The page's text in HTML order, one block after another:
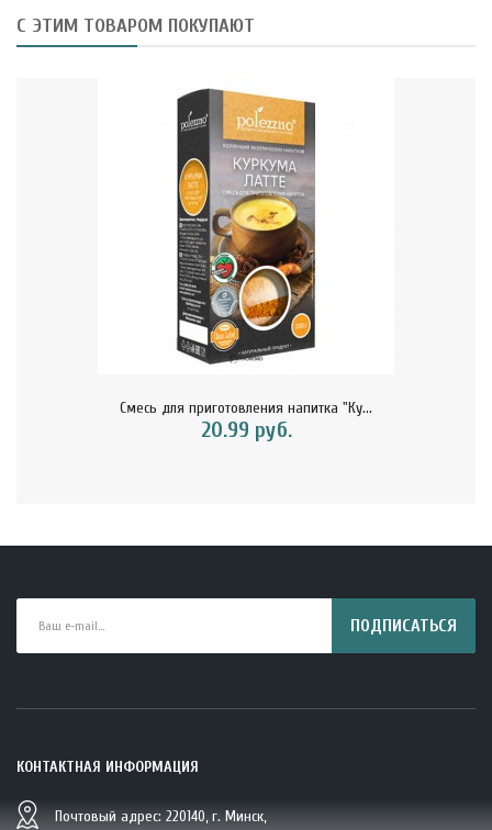
С ЭТИМ ТОВАРОМ ПОКУПАЮТ
Смесь для приготовления напитка "Ку...
20.99 руб.
ПОДПИСАТЬСЯ
КОНТАКТНАЯ ИНФОРМАЦИЯ
Почтовый адрес: 220140, г. Минск,